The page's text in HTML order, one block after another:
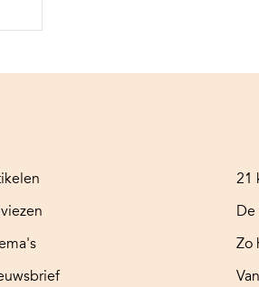
21
De
Zo